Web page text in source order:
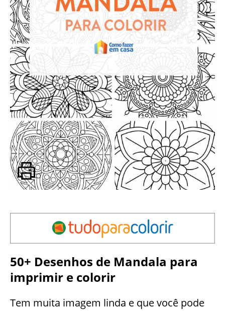
50+ Desenhos de Mandala para
imprimir e colorir
Tem muita imagem linda e que você pode